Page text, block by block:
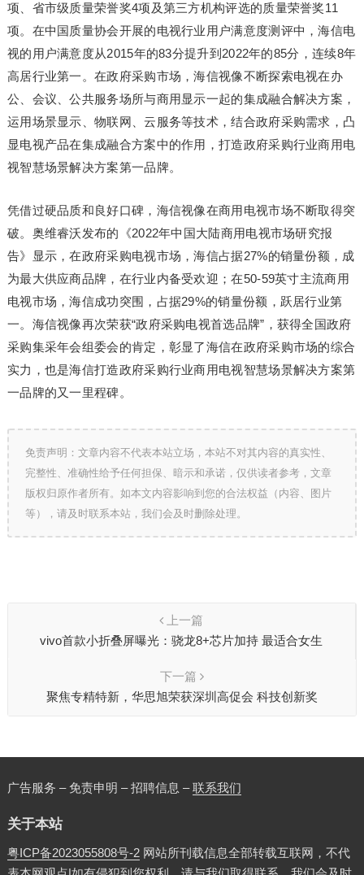
项、省市级质量荣誉奖4项及第三方机构评选的质量荣誉奖11
项。在中国质量协会开展的电视行业用户满意度测评中，海信电
视的用户满意度从2015年的83分提升到2022年的85分，连续8年
高居行业第一。在政府采购市场，海信视像不断探索电视在办
公、会议、公共服务场所与商用显示一起的集成融合解决方案，
运用场景显示、物联网、云服务等技术，结合政府采购需求，凸
显电视产品在集成融合方案中的作用，打造政府采购行业商用电
视智慧场景解决方案第一品牌。
凭借过硬品质和良好口碑，海信视像在商用电视市场不断取得突
破。奥维睿沃发布的《2022年中国大陆商用电视市场研究报
告》显示，在政府采购电视市场，海信占据27%的销量份额，成
为最大供应商品牌，在行业内备受欢迎；在50-59英寸主流商用
电视市场，海信成功突围，占据29%的销量份额，跃居行业第
一。海信视像再次荣获“政府采购电视首选品牌”，获得全国政府
采购集采年会组委会的肯定，彰显了海信在政府采购市场的综合
实力，也是海信打造政府采购行业商用电视智慧场景解决方案第
一品牌的又一里程碑。
免责声明：文章内容不代表本站立场，本站不对其内容的真实性、
完整性、准确性给予任何担保、暗示和承诺，仅供读者参考，文章
版权归原作者所有。如本文内容影响到您的合法权益（内容、图片
等），请及时联系本站，我们会及时删除处理。
上一篇
vivo首款小折叠屏曝光：骁龙8+芯片加持 最适合女生
下一篇
聚焦专精特新，华思旭荣获深圳高促会 科技创新奖
广告服务 – 免责申明 – 招聘信息 –联系我们
关于本站
粤ICP备2023055808号-2网站所刊载信息全部转载互联网，不代